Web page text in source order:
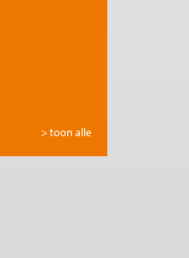
> toon alle